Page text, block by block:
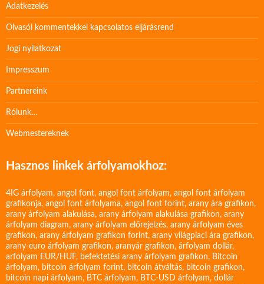
Adatkezelés
Olvasói kommentekkel kapcsolatos eljárásrend
Jogi nyilatkozat
Impresszum
Partnereink
Rólunk…
Webmestereknek
Hasznos linkek árfolyamokhoz:
4IG árfolyam, angol font, angol font árfolyam, angol font árfolyam
grafikonja, angol font árfolyama, angol font forint, arany ára grafikon,
arany árfolyam alakulása, arany árfolyam alakulása grafikon, arany
árfolyam diagram, arany árfolyam előrejelzés, arany árfolyam éves
grafikon, arany árfolyam grafikon forint, arany világpiaci ára grafikon,
arany-euro árfolyam grafikon, aranyár grafikon, árfolyam dollár,
arfolyam EUR/HUF, befektetési arany árfolyam grafikon, Bitcoin
árfolyam, bitcoin árfolyam forint, bitcoin átváltás, bitcoin grafikon,
bitcoin napi árfolyam, BTC árfolyam, BTC-USD árfolyam, dollár